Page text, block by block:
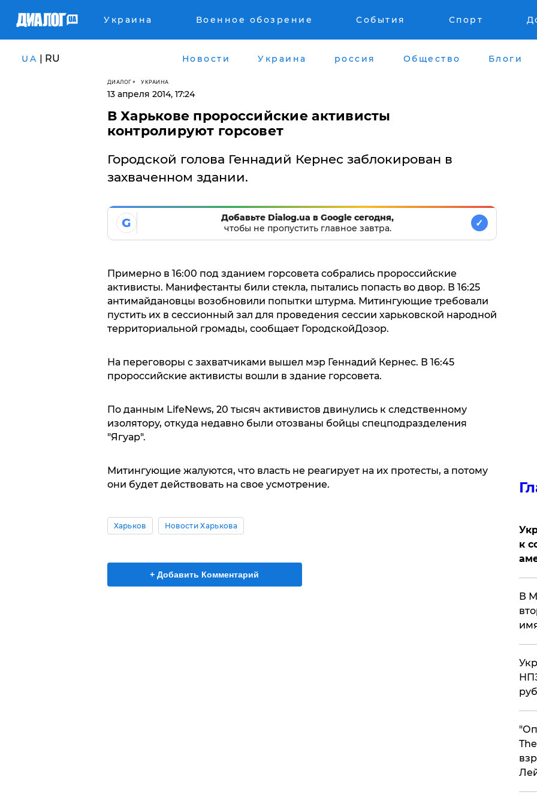
Украина Военное обозрение События Спорт
UA | RU Новости Украина россия Общество Блоги
ДИАЛОГ УКРАИНА
13 апреля 2014, 17:24
В Харькове пророссийские активисты
контролируют горсовет
Городской голова Геннадий Кернес заблокирован в
захваченном здании.
G
Добавьте Dialog.ua в Google сегодня,
чтобы не пропустить главное завтра.
✓
Примерно в 16:00 под зданием горсовета собрались пророссийские
активисты. Манифестанты били стекла, пытались попасть во двор. В 16:25
антимайдановцы возобновили попытки штурма. Митингующие требовали
пустить их в сессионный зал для проведения сессии харьковской народной
территориальной громады, сообщает ГородскойДозор.
На переговоры с захватчиками вышел мэр Геннадий Кернес. В 16:45
пророссийские активисты вошли в здание горсовета.
По данным LifeNews, 20 тысяч активистов двинулись к следственному
изолятору, откуда недавно были отозваны бойцы спецподразделения
"Ягуар".
Митингующие жалуются, что власть не реагирует на их протесты, а потому
они будет действовать на свое усмотрение.
Харьков Новости Харькова
+ Добавить Комментарий
к
В